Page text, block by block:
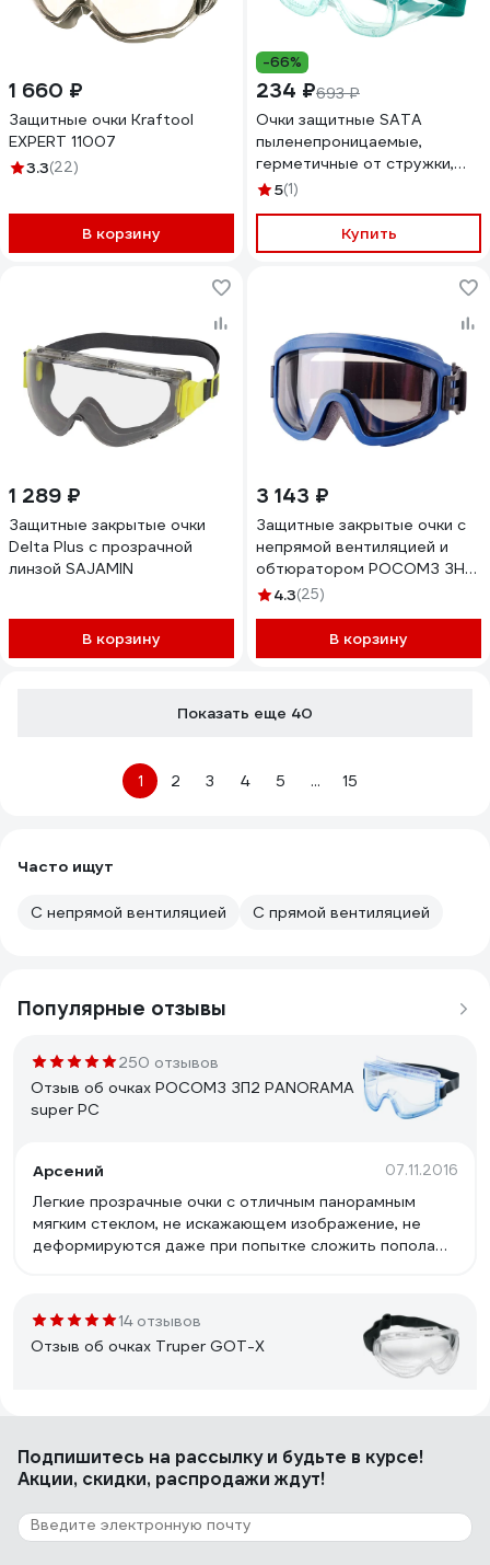
1 660 ₽
Защитные очки Kraftool
EXPERT 11007
3.3(22)
В корзину
-66%
234 ₽693 ₽
Очки защитные SATA
пыленепроницаемые,
герметичные от стружки,
ударопрочные YF0201
5(1)
Купить
1 289 ₽
Защитные закрытые очки
Delta Plus с прозрачной
линзой SAJAMIN
В корзину
3 143 ₽
Защитные закрытые очки с
непрямой вентиляцией и
обтюратором РОСОМЗ ЗН11
PANORAMA Арктика 2С-1,2
4.3(25)
В корзину
Показать еще 40
1 2 3 4 5 ... 15
Часто ищут
С непрямой вентиляцией С прямой вентиляцией
Популярные отзывы
250 отзывов
Отзыв об очках РОСОМЗ ЗП2 PANORAMA
super PC
Арсений 07.11.2016
Легкие прозрачные очки с отличным панорамным
мягким стеклом, не искажающем изображение, не
деформируются даже при попытке сложить пополам.
температуре.14 отзывов
Отзыв об очках Truper GOT-X
Очень хорошо прилегают. Широкое стекло, в том
плане, что его внешний край практически не виден.
перед собой. Хорошо защищают от пыли. В глаза
ничего не летит.
Подпишитесь на рассылкуи будьте в курсе!
Акции, скидки, распродажи ждут!